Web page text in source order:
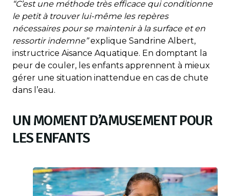
“C’est une méthode très efficace qui conditionne
le petit à trouver lui-même les repères
nécessaires pour se maintenir à la surface et en
ressortir indemne”explique Sandrine Albert,
instructrice Aisance Aquatique. En domptant la
peur de couler, les enfants apprennent à mieux
gérer une situation inattendue en cas de chute
dans l’eau.
UN MOMENT D’AMUSEMENT POUR
LES ENFANTS